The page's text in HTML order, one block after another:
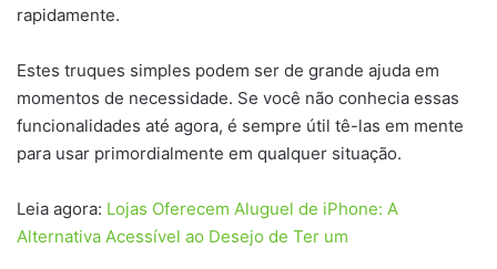
rapidamente.
Estes truques simples podem ser de grande ajuda em
momentos de necessidade. Se você não conhecia essas
funcionalidades até agora, é sempre útil tê-las em mente
para usar primordialmente em qualquer situação.
Leia agora: Lojas Oferecem Aluguel de iPhone: A
Alternativa Acessível ao Desejo de Ter um